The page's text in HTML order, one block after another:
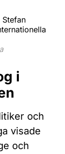
i
och
visade
och